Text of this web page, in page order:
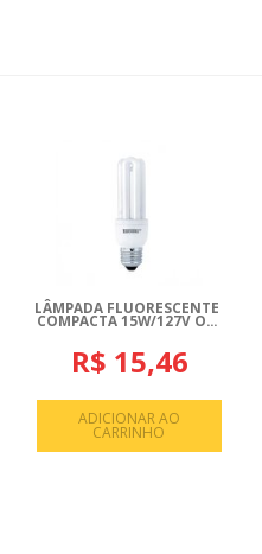
LÂMPADA FLUORESCENTE
COMPACTA 15W/127V O...
R$ 15,46
ADICIONAR AO
CARRINHO